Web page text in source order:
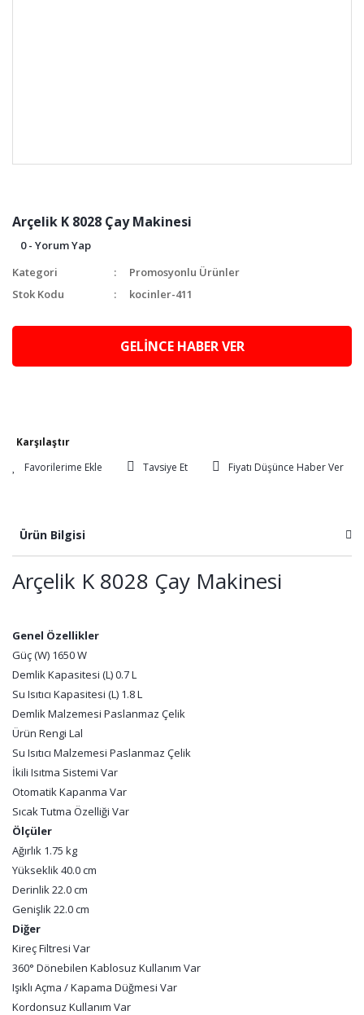
Arçelik K 8028 Çay Makinesi
0 - Yorum Yap
Kategori
Promosyonlu Ürünler
Stok Kodu
kocinler-411
GELİNCE HABER VER
Karşılaştır
Tavsiye Et
Fiyatı Düşünce Haber Ver
Ürün Bilgisi
Arçelik K 8028 Çay Makinesi
Genel Özellikler
Güç (W) 1650 W
Demlik Kapasitesi (L) 0.7 L
Su Isıtıcı Kapasitesi (L) 1.8 L
Demlik Malzemesi Paslanmaz Çelik
Ürün Rengi Lal
Su Isıtıcı Malzemesi Paslanmaz Çelik
İkili Isıtma Sistemi Var
Otomatik Kapanma Var
Sıcak Tutma Özelliği Var
Ölçüler
Ağırlık 1.75 kg
Yükseklik 40.0 cm
Derinlik 22.0 cm
Genişlik 22.0 cm
Diğer
Kireç Filtresi Var
360° Dönebilen Kablosuz Kullanım Var
Işıklı Açma / Kapama Düğmesi Var
Kordonsuz Kullanım Var